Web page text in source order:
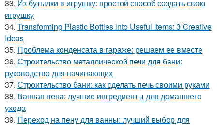
33. Из бутылки в игрушку: простой способ создать свою
игрушку
34. Transforming Plastic Bottles into Useful Items: 3 Creative
Ideas
35. Проблема конденсата в гараже: решаем ее вместе
36. Строительство металлической печи для бани:
руководство для начинающих
37. Строительство бани: как сделать печь своими руками
38. Ванная пена: лучшие ингредиенты для домашнего
ухода
39. Переход на пену для ванны: лучший выбор для